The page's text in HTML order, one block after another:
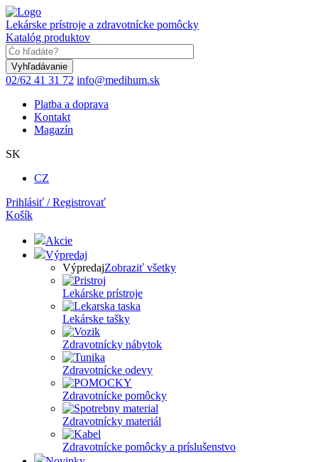
Skočiť
na
hlavný
obsah
Lekárske prístroje a zdravotnícke pomôcky
Katalóg produktov
02/62 41 31 72 info@medihum.sk
Platba a doprava
Kontakt
Magazín
SK
CZ
Prihlásiť / Registrovať
Košík
Akcie
Výpredaj
VýpredajZobraziť všetky
Lekárske prístroje
Lekárske tašky
Zdravotnícky nábytok
Zdravotnícke odevy
Zdravotnícke pomôcky
Zdravotnícky materiál
Zdravotnícke pomôcky a príslušenstvo